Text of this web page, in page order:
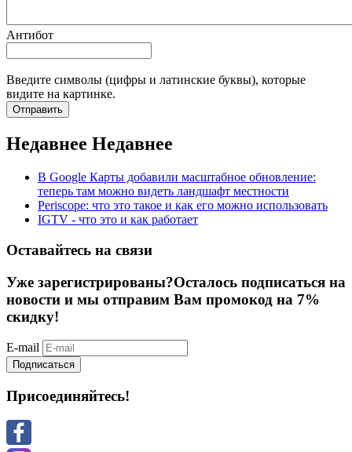
Антибот
Введите символы (цифры и латинские буквы), которые
видите на картинке.
Отправить
Недавнее Недавнее
В Google Карты добавили масштабное обновление:
теперь там можно видеть ландшафт местности
Periscope: что это такое и как его можно использовать
IGTV - что это и как работает
Оставайтесь на связи
Уже зарегистрированы?Осталось подписаться на
новости и мы отправим Вам промокод на 7%
скидку!
E-mail
Подписаться
Присоединяйтесь!